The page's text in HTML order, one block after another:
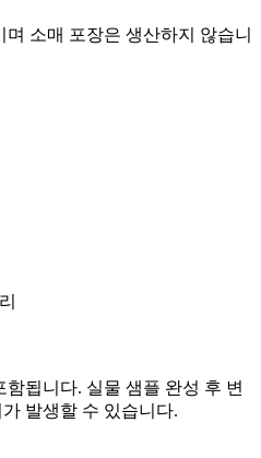
소매 포장은 생산하지 않습니
됩니다. 실물 샘플 완성 후 변
발생할 수 있습니다.